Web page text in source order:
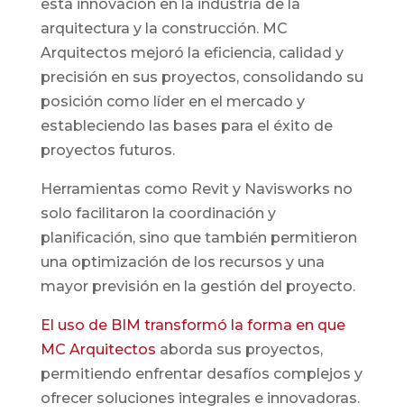
esta innovación en la industria de la
arquitectura y la construcción. MC
Arquitectos mejoró la eficiencia, calidad y
precisión en sus proyectos, consolidando su
posición como líder en el mercado y
estableciendo las bases para el éxito de
proyectos futuros.
Herramientas como Revit y Navisworks no
solo facilitaron la coordinación y
planificación, sino que también permitieron
una optimización de los recursos y una
mayor previsión en la gestión del proyecto.
El uso de BIM transformó la forma en que
MC Arquitectos aborda sus proyectos,
permitiendo enfrentar desafíos complejos y
ofrecer soluciones integrales e innovadoras.